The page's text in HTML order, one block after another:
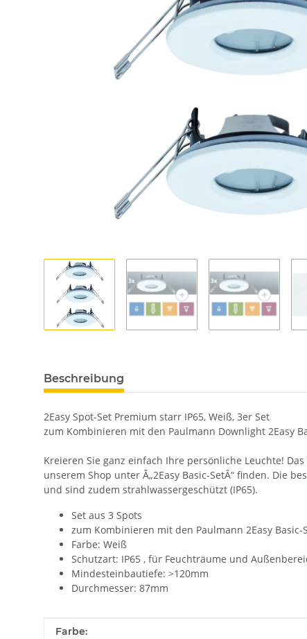
Beschreibung
2Easy Spot-Set Premium starr IP65, Weiß, 3er Set
zum Kombinieren mit den Paulmann Downlight 2Easy
Kreieren Sie ganz einfach Ihre persönliche Leuchte!
unserem Shop unter Â„2Easy Basic-SetÂ“ finden. Die
und sind zudem strahlwassergeschützt (IP65).
Set aus 3 Spots
zum Kombinieren mit den Paulmann 2Easy Basic-
Farbe: Weiß
Schutzart: IP65 , für Feuchträume und
Mindesteinbautiefe: >120mm
Durchmesser: 87mm
Produkteigenschaft
Wert
Farbe: